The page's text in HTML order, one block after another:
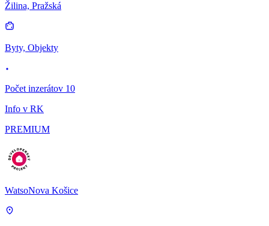
Žilina, Pražská
Byty, Objekty
Počet inzerátov 10
Info v RK
PREMIUM
WatsoNova Košice